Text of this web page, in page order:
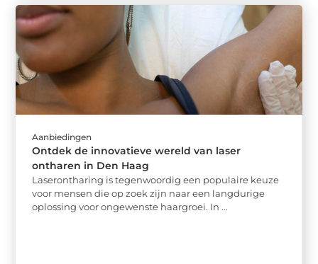
Aanbiedingen
Ontdek de innovatieve wereld van laser
ontharen in Den Haag
Laserontharing is tegenwoordig een populaire keuze
voor mensen die op zoek zijn naar een langdurige
oplossing voor ongewenste haargroei. In ...